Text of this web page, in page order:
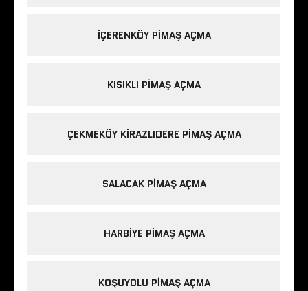
IÇERENKÖY PIMAŞ AÇMA
KISIKLI PIMAŞ AÇMA
ÇEKMEKÖY KIRAZLIDERE PIMAŞ AÇMA
SALACAK PIMAŞ AÇMA
HARBIYE PIMAŞ AÇMA
KOŞUYOLU PIMAŞ AÇMA